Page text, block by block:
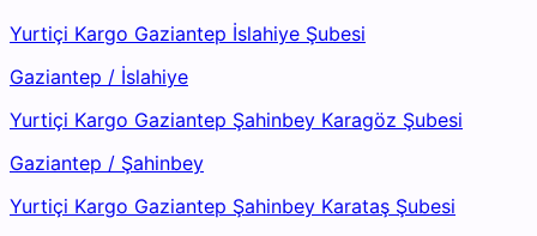
Yurtiçi Kargo Gaziantep İslahiye Şubesi
Gaziantep / İslahiye
Yurtiçi Kargo Gaziantep Şahinbey Karagöz Şubesi
Gaziantep / Şahinbey
Yurtiçi Kargo Gaziantep Şahinbey Karataş Şubesi